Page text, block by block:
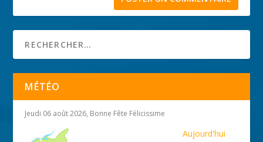
MÉTÉO
Jeudi 06 août 2026, Bonne Fête Félicissime
Aujourd'hui